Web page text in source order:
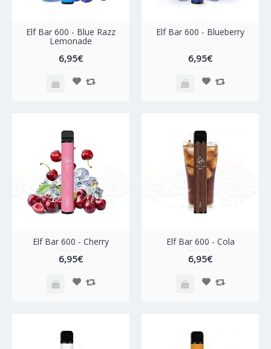
Elf Bar 600 - Blue Razz
Lemonade
6,95€
Elf Bar 600 - Blueberry
6,95€
Elf Bar 600 - Cherry
6,95€
Elf Bar 600 - Cola
6,95€